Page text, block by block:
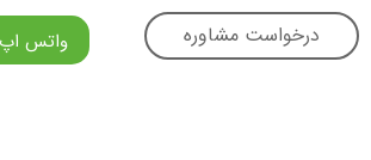
درخواست مشاوره واتس